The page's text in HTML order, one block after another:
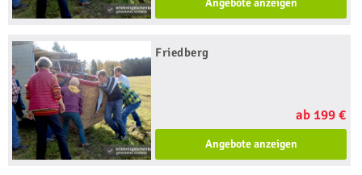
Friedberg
ab 199 €
Angebote anzeigen